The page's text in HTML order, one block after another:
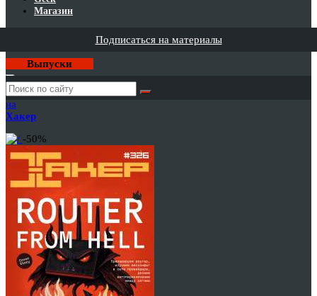
Магазин
Подписаться на материалы
Выпуски
Годовая
подписка
на
Хакер
-50%